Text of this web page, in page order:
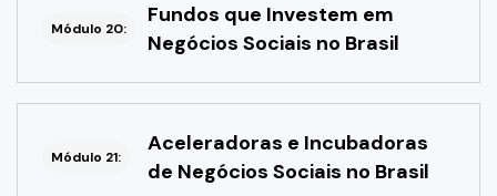
Módulo 20:
Fundos que Investem em
Negócios Sociais no Brasil
Módulo 21:
Aceleradoras e Incubadoras
de Negócios Sociais no Brasil